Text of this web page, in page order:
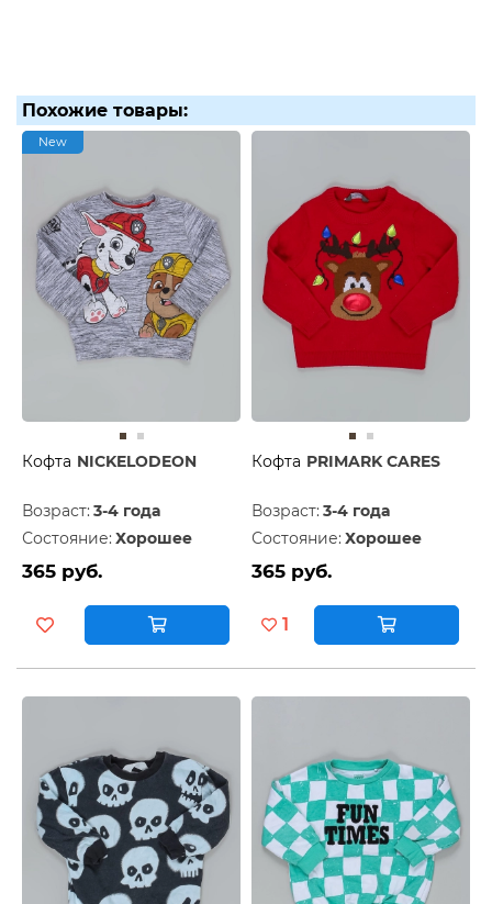
Похожие товары:
New
Кофта NICKELODEON
Возраст: 3-4 года
Состояние: Хорошее
365 руб.
Кофта PRIMARK CARES
Возраст: 3-4 года
Состояние: Хорошее
365 руб.
1